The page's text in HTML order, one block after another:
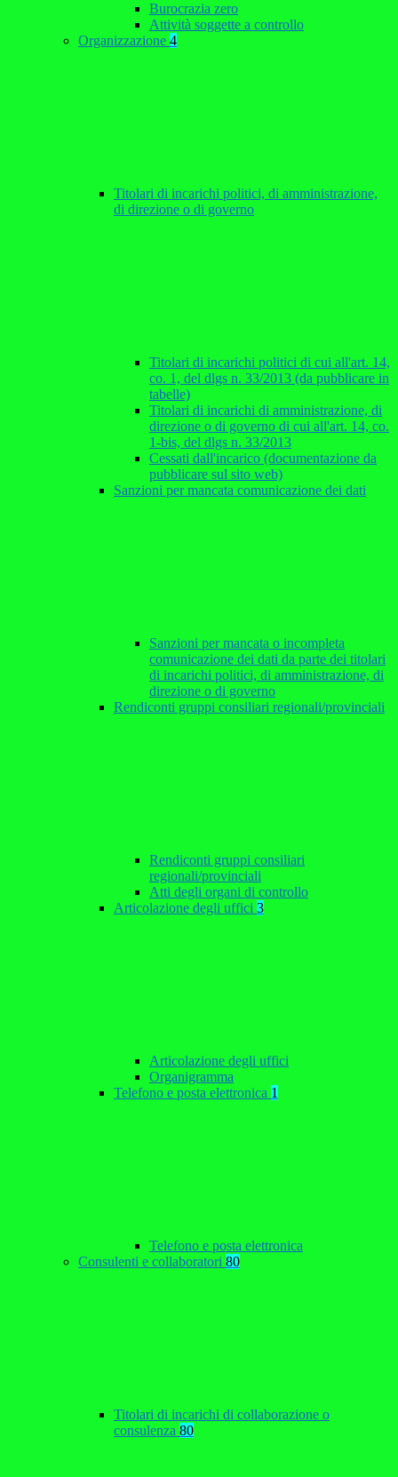
Burocrazia zero
Attività soggette a controllo
Organizzazione 4
Titolari di incarichi politici, di amministrazione,
di direzione o di governo
Titolari di incarichi politici di cui all'art. 14,
co. 1, del dlgs n. 33/2013 (da pubblicare in
tabelle)
Titolari di incarichi di amministrazione, di
direzione o di governo di cui all'art. 14, co.
1-bis, del dlgs n. 33/2013
Cessati dall'incarico (documentazione da
pubblicare sul sito web)
Sanzioni per mancata comunicazione dei dati
Sanzioni per mancata o incompleta
comunicazione dei dati da parte dei titolari
di incarichi politici, di amministrazione, di
direzione o di governo
Rendiconti gruppi consiliari regionali/provinciali
Rendiconti gruppi consiliari
regionali/provinciali
Atti degli organi di controllo
Articolazione degli uffici 3
Articolazione degli uffici
Organigramma
Telefono e posta elettronica 1
Telefono e posta elettronica
Consulenti e collaboratori 80
Titolari di incarichi di collaborazione o
consulenza 80